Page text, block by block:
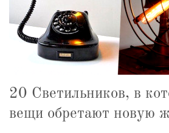
20 Светильников, в
вещи обретают новую